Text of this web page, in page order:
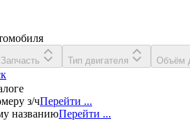
Запчасть Тип двигателя
Объём
з/чПерейти ...
названиюПерейти ...